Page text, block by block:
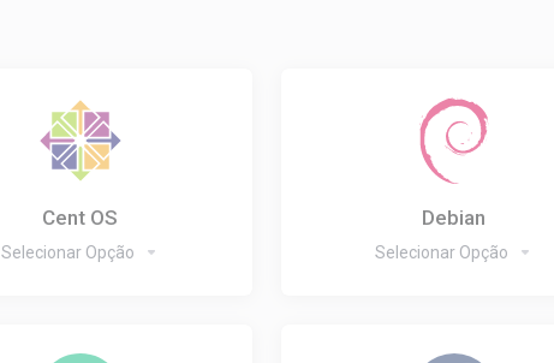
Cent OS
Selecionar Opção
Debian
Selecionar Opção